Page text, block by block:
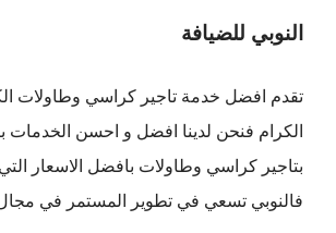
النوبي للضيافة
تقدم افضل خدمة تاجير كراسي وطاولات
الكرام فنحن لدينا افضل و احسن الخدمات
بتاجير كراسي وطاولات بافضل الاسعار
فالنوبي تسعي في تطوير المستمر في